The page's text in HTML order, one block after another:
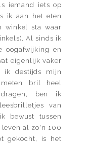
iemand iets op
ik aan het eten
winkel sta waar
Al sinds ik
oogafwijking en
eigenlijk vaker
ik destijds mijn
bril heel
ben ik
van
bewust tussen
leven al zo'n 100
gekocht, is het